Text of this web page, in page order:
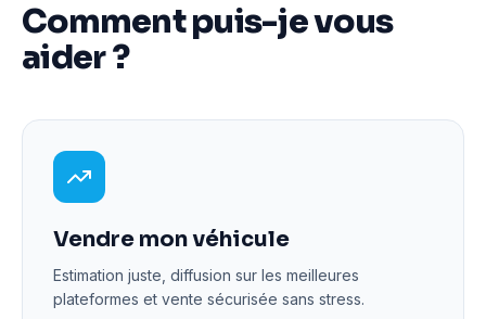
Comment puis-je vous
aider ?
Vendre mon véhicule
Estimation juste, diffusion sur les meilleures
plateformes et vente sécurisée sans stress.